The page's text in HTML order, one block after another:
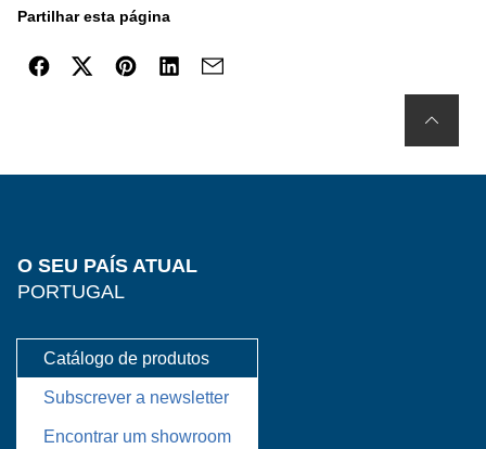
controlo da própria sanita com sistema integrado de
lavagem. Pode levar alguns minutos após a
desconexão da app para que as configurações do
Partilhar esta página
O SEU PAÍS ATUAL
PORTUGAL
Catálogo de produtos
Subscrever a newsletter
Encontrar um showroom